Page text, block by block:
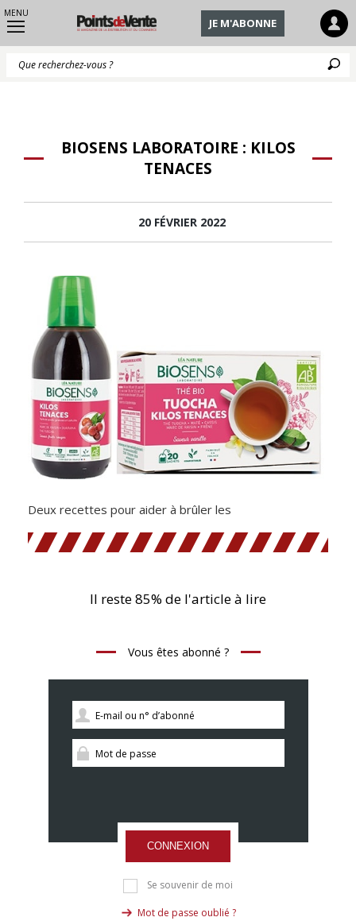
MENU
JE M'ABONNE
BIOSENS LABORATOIRE : KILOS
TENACES
20 FÉVRIER 2022
Deux recettes pour aider à brûler les
Il reste 85% de l'article à lire
Vous êtes abonné ?
CONNEXION
Se souvenir de moi
Mot de passe oublié ?